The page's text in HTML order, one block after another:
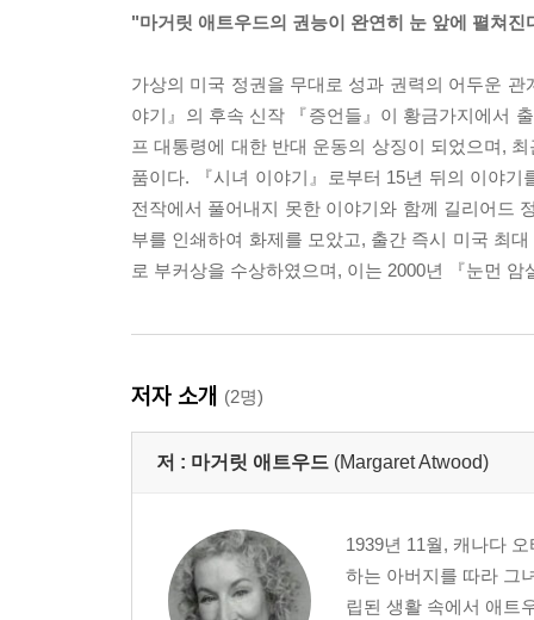
"마거릿 애트우드의 권능이 완연히 눈 앞에 펼쳐
가상의 미국 정권을 무대로 성과 권력의 어두운
야기』의 후속 신작 『증언들』이 황금가지에서
프 대통령에 대한 반대 운동의 상징이 되었으며,
품이다. 『시녀 이야기』로부터 15년 뒤의 이야
전작에서 풀어내지 못한 이야기와 함께 길리어드
부를 인쇄하여 화제를 모았고, 출간 즉시 미국 최
로 부커상을 수상하였으며, 이는 2000년 『눈먼 암
저자 소개 (2명)
저 : 마거릿 애트우드 (Margaret Atwood)
1939년 11월, 캐나다
하는 아버지를 따라 그
립된 생활 속에서 애트